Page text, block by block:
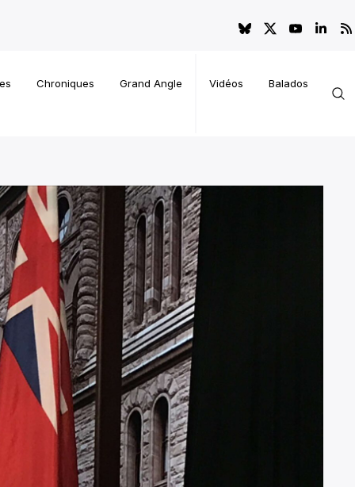
Chroniques Grand Angle Vidéos Balados